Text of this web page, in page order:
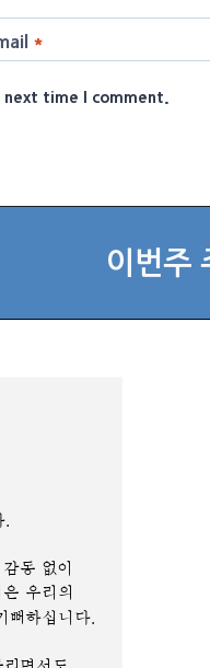
*
next time I comment.
이번주